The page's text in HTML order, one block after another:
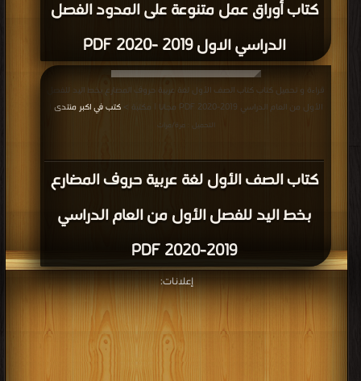
كتاب أوراق عمل متنوعة على المدود الفصل
الدراسي الاول 2019 -2020 PDF
كتاب الصف الأول لغة عربية حروف المضارع
بخط اليد للفصل الأول من العام الدراسي
2019-2020 PDF
قراءة و تحميل كتاب كتاب الصف الأول لغة عربية حروف المضارع بخط اليد للفصل
الأول من العام الدراسي 2019-2020 PDF مجانا | مكتبة >
كتب في اكبر منتدى
التحميل : مرة/مرات
إعلانات: